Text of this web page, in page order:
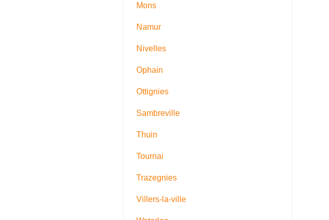
Mons
Namur
Nivelles
Ophain
Ottignies
Sambreville
Thuin
Tournai
Trazegnies
Villers-la-ville